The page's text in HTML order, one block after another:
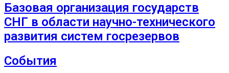
Базовая организация государств
СНГ в области научно-технического
развития систем госрезервов
События